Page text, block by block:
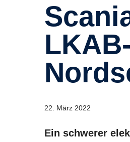
Scania bringt Elektro-Lkw im
22. März 2022
Ein schwerer